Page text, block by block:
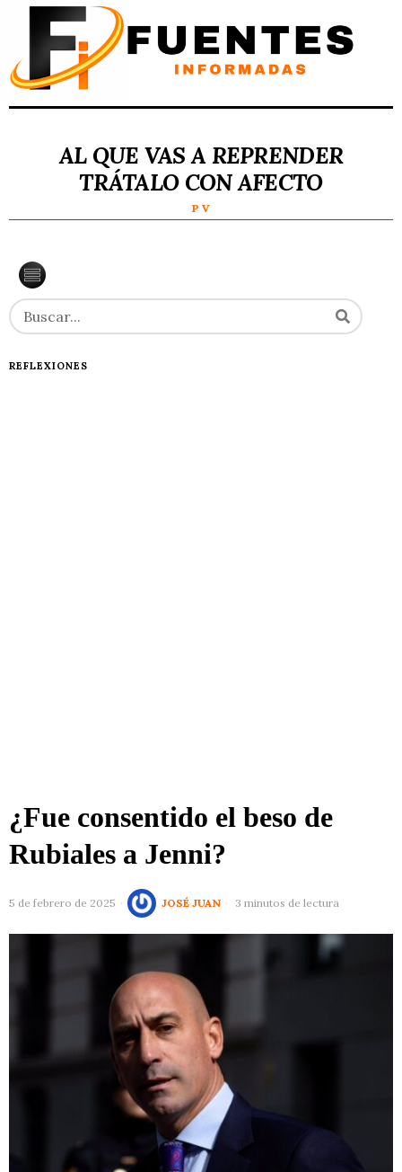
AL QUE VAS A REPRENDER
TRÁTALO CON AFECTO
P V
REFLEXIONES
¿Fue consentido el beso de
Rubiales a Jenni?
5 de febrero de 2025 JOSÉ JUAN 3 minutos de lectura